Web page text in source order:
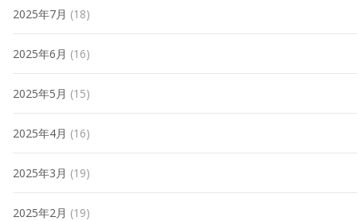
2025年7月 (18)
2025年6月 (16)
2025年5月 (15)
2025年4月 (16)
2025年3月 (19)
2025年2月 (19)